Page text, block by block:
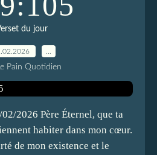
du jour
Pain Quotidien
2026 Père Éternel, que ta
habiter dans mon cœur.
de mon existence et le